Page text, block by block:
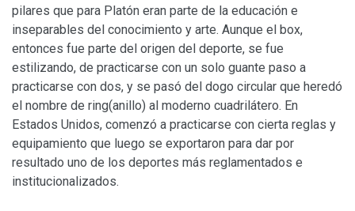
pilares que para Platón eran parte de la educación e
inseparables del conocimiento y arte. Aunque el box,
entonces fue parte del origen del deporte, se fue
estilizando, de practicarse con un solo guante paso a
practicarse con dos, y se pasó del dogo circular que heredó
el nombre de ring(anillo) al moderno cuadrilátero. En
Estados Unidos, comenzó a practicarse con cierta reglas y
equipamiento que luego se exportaron para dar por
resultado uno de los deportes más reglamentados e
institucionalizados.